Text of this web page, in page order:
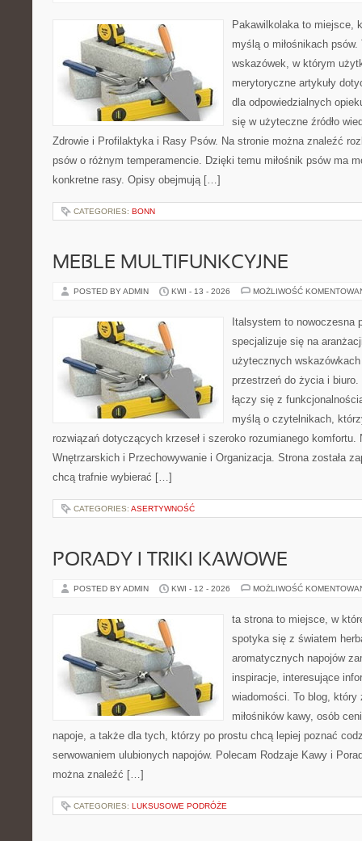
Pakawilkolaka to miejsce,
myślą o miłośnikach
wskazówek, w którym
merytoryczne artykuły
dla odpowiedzialnych
się w użyteczne źródło
Zdrowie i Profilaktyka i Rasy Psów. Na stronie można znaleźć
psów o różnym temperamencie. Dzięki temu miłośnik psów ma
konkretne rasy. Opisy obejmują […]
CATEGORIES: BONN
MEBLE MULTIFUNKCYJNE
POSTED BY ADMIN KWI - 13 - 2026 MOŻLIWOŚĆ
Italsystem to nowoczesna
specjalizuje się na
użytecznych
przestrzeń do życia i
łączy się z
myślą o czytelnikach,
rozwiązań dotyczących krzeseł i szeroko rozumianego
Wnętrzarskich i Przechowywanie i Organizacja. Strona została
chcą trafnie wybierać […]
CATEGORIES: ASERTYWNOŚĆ
PORADY I TRIKI KAWOWE
POSTED BY ADMIN KWI - 12 - 2026 MOŻLIWOŚĆ
ta strona to miejsce, w
spotyka się z światem
aromatycznych napojów
inspiracje, interesujące
wiadomości. To blog, który
miłośników kawy, osób
napoje, a także dla tych, którzy po prostu chcą lepiej poznać
serwowaniem ulubionych napojów. Polecam Rodzaje Kawy i
można znaleźć […]
CATEGORIES: LUKSUSOWE PODRÓŻE